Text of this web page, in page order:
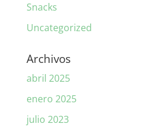
Snacks
Uncategorized
Archivos
abril 2025
enero 2025
julio 2023